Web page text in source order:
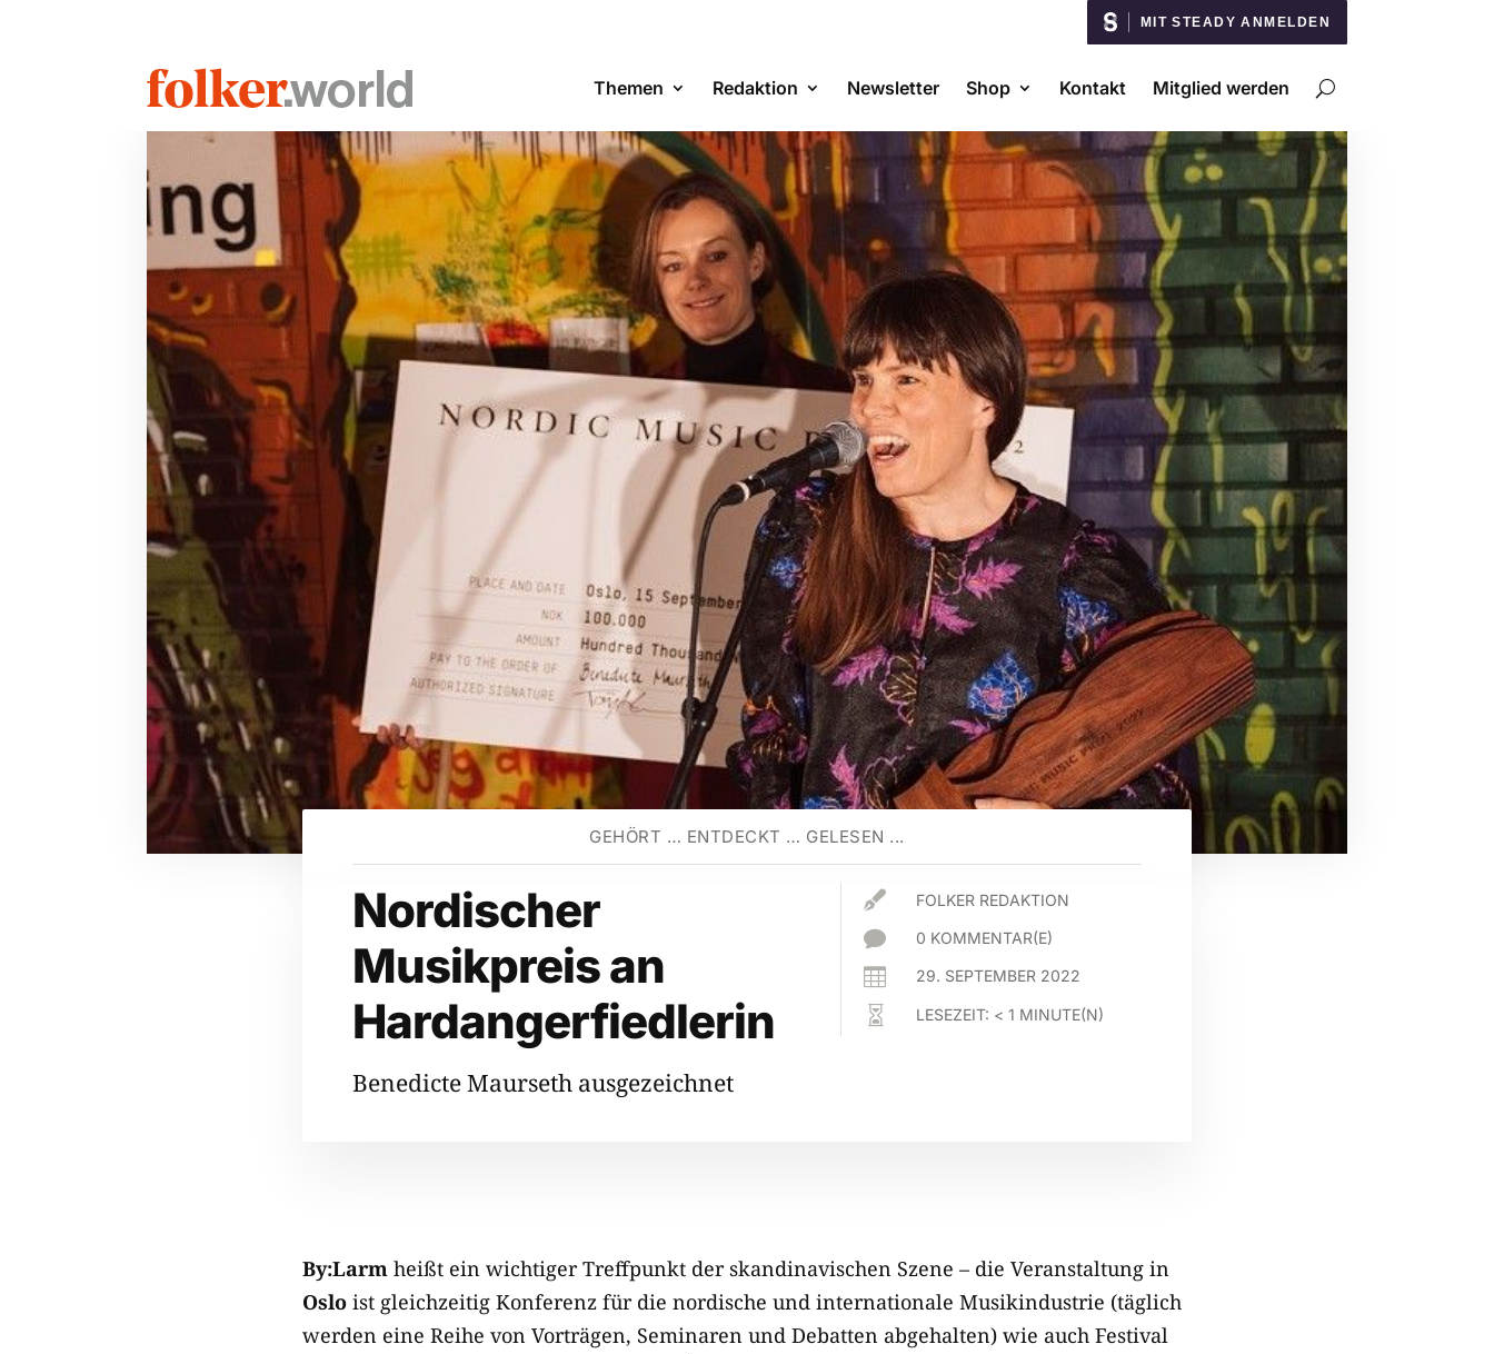
MIT STEADY ANMELDEN
Themen Redaktion Newsletter Shop Kontakt Mitglied werden
GEHÖRT … ENTDECKT … GELESEN ...
Nordischer
Musikpreis an
Hardangerfiedlerin
Benedicte Maurseth ausgezeichnet
 FOLKER REDAKTION
 0 KOMMENTAR(E)
 29. SEPTEMBER 2022
 LESEZEIT: < 1 MINUTE(N)
By:Larm heißt ein wichtiger Treffpunkt der skandinavischen Szene – die Veranstaltung in
Oslo ist gleichzeitig Konferenz für die nordische und internationale Musikindustrie (täglich
werden eine Reihe von Vorträgen, Seminaren und Debatten abgehalten) wie auch Festival